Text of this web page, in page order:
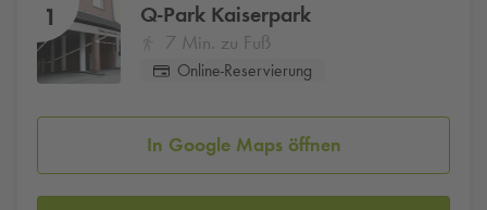
1 Q-Park Kaiserpark
7 Min. zu Fuß
Online-Reservierung
In Google Maps öffnen